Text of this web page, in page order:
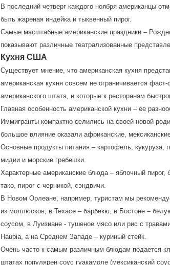
В последний четверг каждого ноября американцы
быть жареная индейка и тыквенный пирог.
Самые масштабные американские праздники –
показывают различные театрализованные
Кухня США
Существует мнение, что американская кухня
американская кухня совсем не ограничивается
американского штата, и которые к ресторанам
Главная особенность американской кухни – ее
Иммигранты компактно селились на своей новой
большое влияние оказали африканские,
Основные продукты питания – картофель,
мидии и морские гребешки.
Характерные американские блюда – яблочный
тако, пирог с черникой, сэндвичи.
В Новом Орлеане, например, туристам мы
из моллюсков, в Техасе – барбекю, в Бостоне –
соусом, в Луизиане - тушеное мясо или рис с
Haupia, а на Среднем Западе – куриный стейк.
Очень часто к самым различным блюдам подается
штатах популярен соус гуакамоле (мексиканский